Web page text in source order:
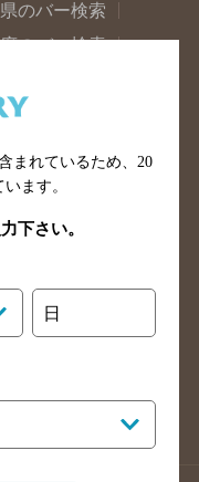
のバー検索
のバー検索
県のバー検索
のバー検索
県のバー検索
のバー検索
県のバー検索
まれているため、 20
ます。
下さい。
日